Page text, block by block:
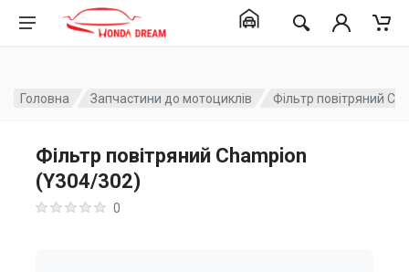
Головна Запчастини до мотоциклів Фільтр повітряний
Фільтр повітряний Champion
(Y304/302)
0